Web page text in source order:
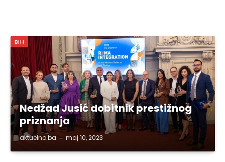
BIH
Nedžad Jusić dobitnik prestižnog
priznanja
aktuelno.ba maj 10, 2023